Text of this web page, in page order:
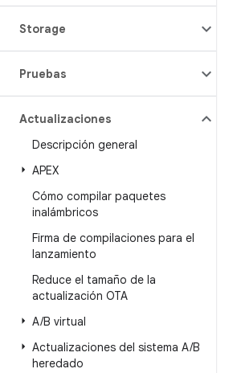
Storage
Pruebas
Actualizaciones
Descripción general
APEX
Cómo compilar paquetes
inalámbricos
Firma de compilaciones para el
lanzamiento
Reduce el tamaño de la
actualización OTA
A/B virtual
Actualizaciones del sistema A/B
heredado